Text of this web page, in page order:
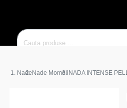
Nade Nade Momeli NADA INTENSE